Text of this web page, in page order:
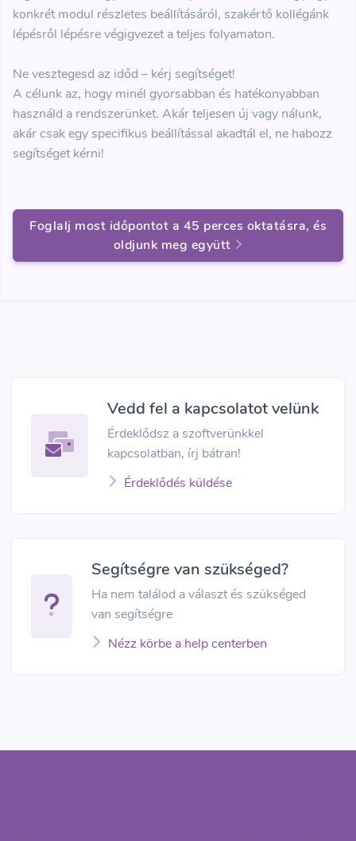
konkrét modul részletes beállításáról, szakértő kollégánk
lépésről lépésre végigvezet a teljes folyamaton.
Ne vesztegesd az időd – kérj segítséget!
A célunk az, hogy minél gyorsabban és hatékonyabban
használd a rendszerünket. Akár teljesen új vagy nálunk,
akár csak egy specifikus beállítással akadtál el, ne habozz
segítséget kérni!
Foglalj most időpontot a 45 perces oktatásra, és
oldjunk meg együtt
Vedd fel a kapcsolatot velünk
Érdeklődsz a szoftverünkkel
kapcsolatban, írj bátran!
Érdeklődés küldése
Segítségre van szükséged?
Ha nem találod a választ és szükséged
van segítségre
Nézz körbe a help centerben